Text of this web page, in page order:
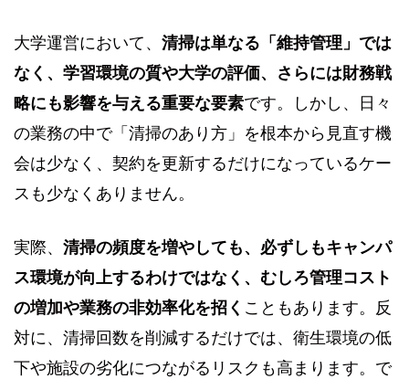
大学運営において、 清掃は単なる「維持管理」では
なく、学習環境の質や大学の評価、さらには財務戦
略にも影響を与える重要な要素です。しかし、日々
の業務の中で「清掃のあり方」を根本から見直す機
会は少なく、契約を更新するだけになっているケー
スも少なくありません。
実際、 清掃の頻度を増やしても、必ずしもキャンパ
ス環境が向上するわけではなく、むしろ管理コスト
の増加や業務の非効率化を招く こともあります。反
対に、清掃回数を削減するだけでは、衛生環境の低
下や施設の劣化につながるリスクも高まります。で